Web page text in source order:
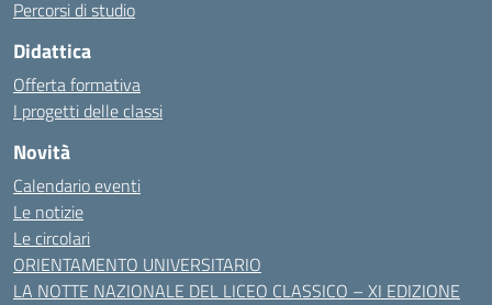
Percorsi di studio
Didattica
Offerta formativa
I progetti delle classi
Novità
Calendario eventi
Le notizie
Le circolari
ORIENTAMENTO UNIVERSITARIO
LA NOTTE NAZIONALE DEL LICEO CLASSICO – XI EDIZIONE